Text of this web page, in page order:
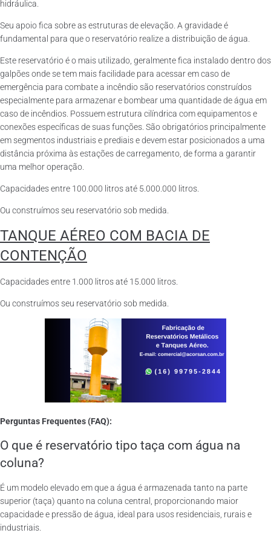
hidráulica.
Seu apoio fica sobre as estruturas de elevação. A gravidade é
fundamental para que o reservatório realize a distribuição de água.
Este reservatório é o mais utilizado, geralmente fica instalado dentro dos
galpões onde se tem mais facilidade para acessar em caso de
emergência para combate a incêndio são reservatórios construídos
especialmente para armazenar e bombear uma quantidade de água em
caso de incêndios. Possuem estrutura cilíndrica com equipamentos e
conexões específicas de suas funções. São obrigatórios principalmente
em segmentos industriais e prediais e devem estar posicionados a uma
distância próxima às estações de carregamento, de forma a garantir
uma melhor operação.
Capacidades entre 100.000 litros até 5.000.000 litros.
Ou construímos seu reservatório sob medida.
TANQUE AÉREO COM BACIA DE
CONTENÇÃO
Capacidades entre 1.000 litros até 15.000 litros.
Ou construímos seu reservatório sob medida.
Perguntas Frequentes (FAQ):
O que é reservatório tipo taça com água na
coluna?
É um modelo elevado em que a água é armazenada tanto na parte
superior (taça) quanto na coluna central, proporcionando maior
capacidade e pressão de água, ideal para usos residenciais, rurais e
industriais.